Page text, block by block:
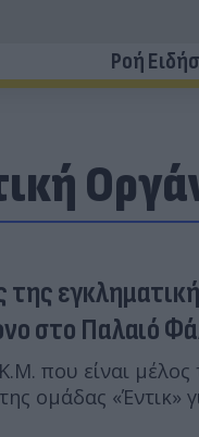
Ροή
στο Παλαιό
που είναι
ομάδας «Έντικ»